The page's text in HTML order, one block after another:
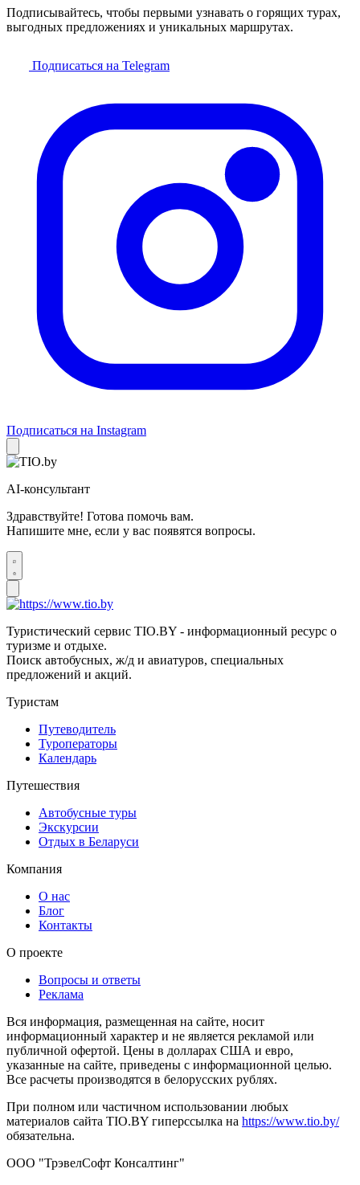
Подписывайтесь, чтобы первыми узнавать о горящих турах,
выгодных предложениях и уникальных маршрутах.
Подписаться на Telegram
Подписаться на Instagram
AI-консультант
Здравствуйте! Готова помочь вам.
Напишите мне, если у вас появятся вопросы.
Туристический сервис TIO.BY - информационный ресурс о
туризме и отдыхе.
Поиск автобусных, ж/д и авиатуров, специальных
предложений и акций.
Туристам
Путеводитель
Туроператоры
Календарь
Путешествия
Автобусные туры
Экскурсии
Отдых в Беларуси
Компания
О нас
Блог
Контакты
О проекте
Вопросы и ответы
Реклама
Вся информация, размещенная на сайте, носит
информационный характер и не является рекламой или
публичной офертой. Цены в долларах США и евро,
указанные на сайте, приведены с информационной целью.
Все расчеты производятся в белорусских рублях.
При полном или частичном использовании любых
материалов сайта TIO.BY гиперссылка на https://www.tio.by/
обязательна.
ООО "ТрэвелСофт Консалтинг"